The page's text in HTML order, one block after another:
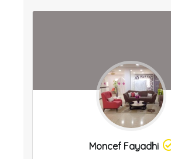
Moncef Fayadhi